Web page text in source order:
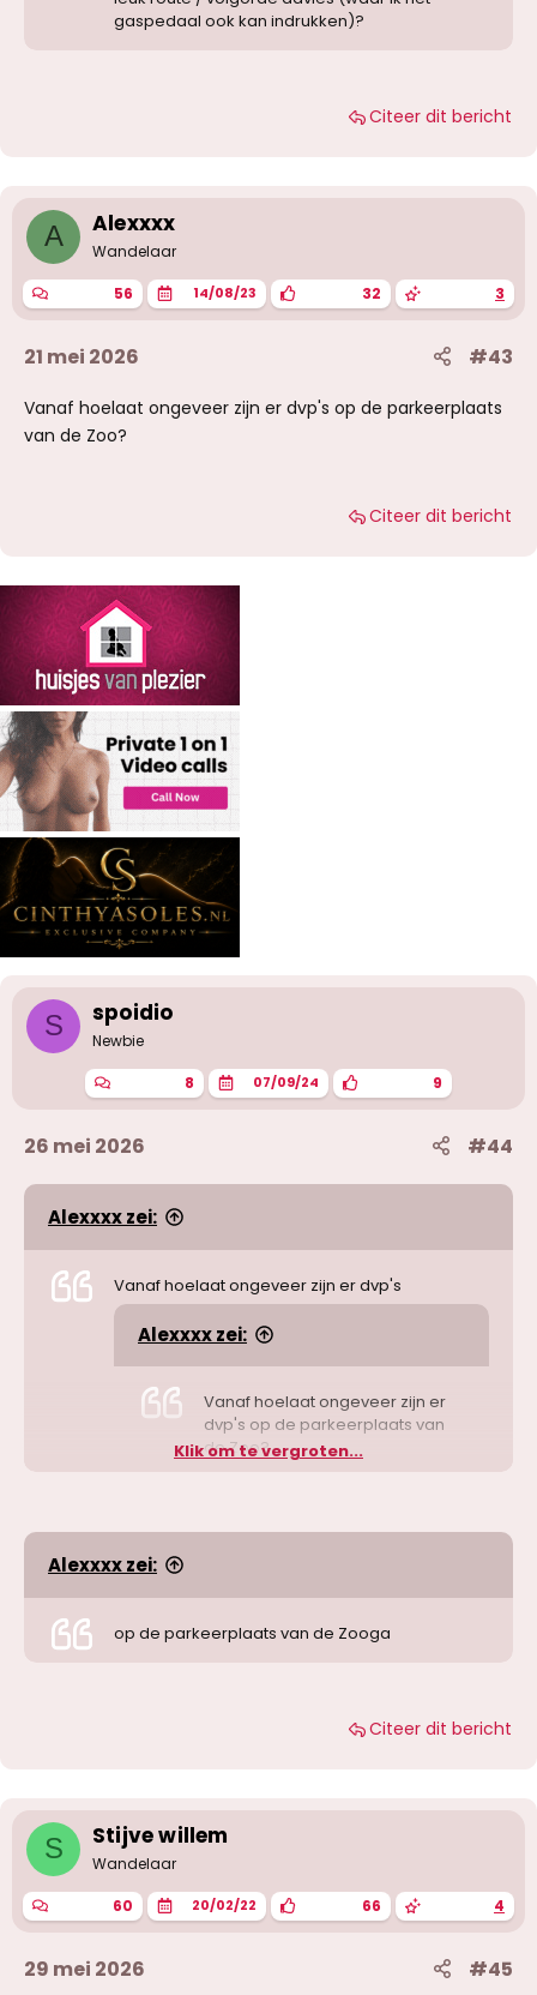
gaspedaal ook kan indrukken)?
Citeer dit bericht
A Alexxxx
Wandelaar
56 14/08/23 32 3
21 mei 2026 #43
Vanaf hoelaat ongeveer zijn er dvp's op de parkeerplaats
van de Zoo?
Citeer dit bericht
S spoidio
Newbie
8 07/09/24 9
26 mei 2026 #44
Alexxxx zei:
Vanaf hoelaat ongeveer zijn er dvp's
Alexxxx zei:
Vanaf hoelaat ongeveer zijn er
dvp's op de parkeerplaats van
de Zoo?
en of wanneer het donker is buiten denk
rondom 20/22 uur
Klik om te vergroten...
Alexxxx zei:
op de parkeerplaats van de Zooga
Citeer dit bericht
S Stijve willem
Wandelaar
60 20/02/22 66 4
29 mei 2026 #45